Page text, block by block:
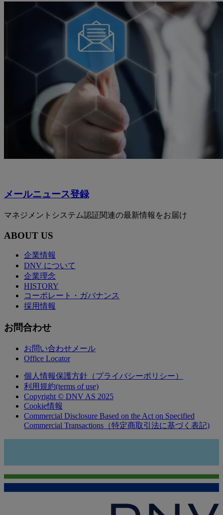
メールニュース登録
マネジメントシステム認証関連の最新情報をお届け
ABOUT US
企業情報
DNV について
企業理念
HISTORY
コーポレート・ガバナンス
採用情報
お問合わせ
お問い合わせメール
Office Locator
個人情報保護方針（プライバシーポリシー）
利用規約(terms of use)
Copyright © DNV AS 2025
Cookie情報
Commercial Disclosure Based on the Act on Specified
Commercial Transactions（特定商取引法に基づく表記)